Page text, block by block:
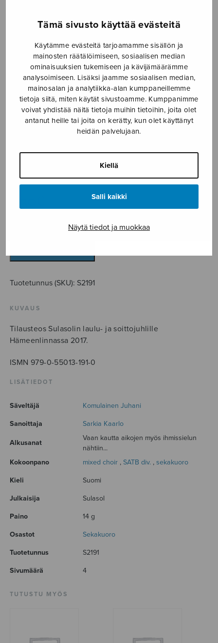
Tämä sivusto käyttää evästeitä
Käytämme evästeitä tarjoamamme sisällön ja
mainosten räätälöimiseen, sosiaalisen median
ominaisuuksien tukemiseen ja kävijämäärämme
analysoimiseen. Lisäksi jaamme sosiaalisen median,
mainosalan ja analytiikka-alan kumppaneillemme
tietoja siitä, miten käytät sivustoamme. Kumppanimme
voivat yhdistää näitä tietoja muihin tietoihin, joita olet
antanut heille tai joita on kerätty, kun olet käyttänyt
heidän palvelujaan.
Kiellä
Salli kaikki
Näytä tiedot ja muokkaa
kautta aikojen
Vaan kautta
aikojen
Komulainen Juhani
määrä
Tuotetunnus (SKU): S2191
KUVAUS
Tilausteos Sulasolin laulu- ja soittojuhlille
Hämeenlinnassa 2017.
ISMN 979-0-55013-191-0
LISÄTIEDOT
Säveltäjä Komulainen Juhani
Sanoittaja Sarkia Kaarlo
Alkusanat
Vaan kautta aikojen myös ihmissielun
nähtiin...
Kokoonpano
mixed choir , SATB div. , sekakuoro
Kieli Suomi
Julkaisija Sulasol
Paino 14 g
Osastot Sekakuoro
Tuotetunnus S2191
Sivumäärä 4
TUTUSTU MYÖS